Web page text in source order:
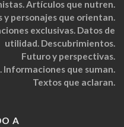
Artículos que nutren.
y personajes que orientan.
exclusivas. Datos de
utilidad. Descubrimientos.
Futuro y perspectivas.
Informaciones que suman.
Textos que aclaran.
A